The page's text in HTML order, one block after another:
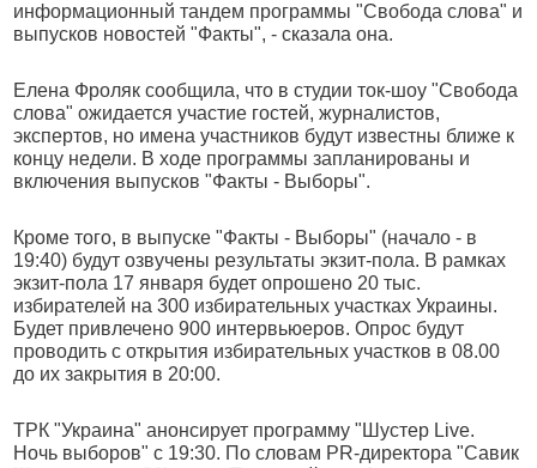
информационный тандем программы "Свобода слова" и
выпусков новостей "Факты", - сказала она.
Елена Фроляк сообщила, что в студии ток-шоу "Свобода
слова" ожидается участие гостей, журналистов,
экспертов, но имена участников будут известны ближе к
концу недели. В ходе программы запланированы и
включения выпусков "Факты - Выборы".
Кроме того, в выпуске "Факты - Выборы" (начало - в
19:40) будут озвучены результаты экзит-пола. В рамках
экзит-пола 17 января будет опрошено 20 тыс.
избирателей на 300 избирательных участках Украины.
Будет привлечено 900 интервьюеров. Опрос будут
проводить с открытия избирательных участков в 08.00
до их закрытия в 20:00.
ТРК "Украина" анонсирует программу "Шустер Live.
Ночь выборов" с 19:30. По словам PR-директора "Савик